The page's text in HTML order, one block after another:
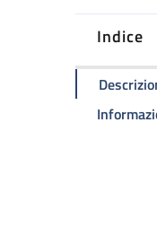
Indice